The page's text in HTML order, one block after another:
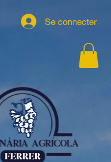
Se connecter